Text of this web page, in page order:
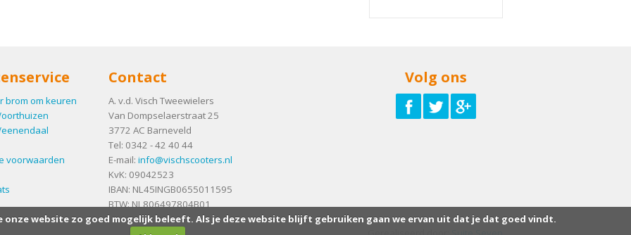
brom om keuren
voorwaarden
Contact
A. v.d. Visch Tweewielers
Van Dompselaerstraat 25
3772 AC Barneveld
Tel: 0342 - 42 40 44
E-mail: info@vischscooters.nl
KvK: 09042523
IBAN: NL45INGB0655011595
BTW: NL806497804B01
Volg ons
onze website zo goed mogelijk beleeft. Als je deze website blijft gebruiken gaan we ervan uit dat je dat goed vindt.